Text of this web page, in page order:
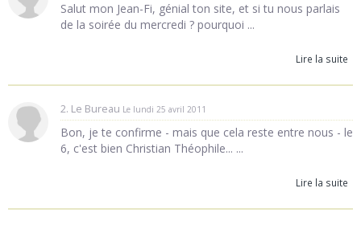
Salut mon Jean-Fi, génial ton site, et si tu nous parlais
de la soirée du mercredi ? pourquoi ...
Lire la suite
2. Le Bureau Le lundi 25 avril 2011
Bon, je te confirme - mais que cela reste entre nous - le
6, c'est bien Christian Théophile... ...
Lire la suite